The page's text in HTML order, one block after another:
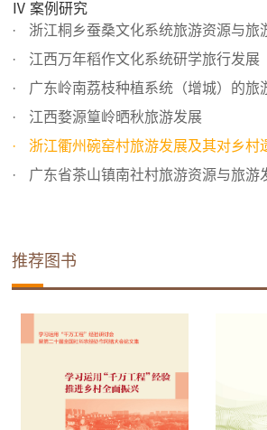
Ⅳ 案例研究
浙江桐乡蚕桑文化系统旅游资源与旅
江西万年稻作文化系统研学旅行发展
广东岭南荔枝种植系统（增城）的旅游
江西婺源篁岭晒秋旅游发展
浙江衢州碗窑村旅游发展及其对乡村遗产
广东省茶山镇南社村旅游资源与旅游
推荐图书